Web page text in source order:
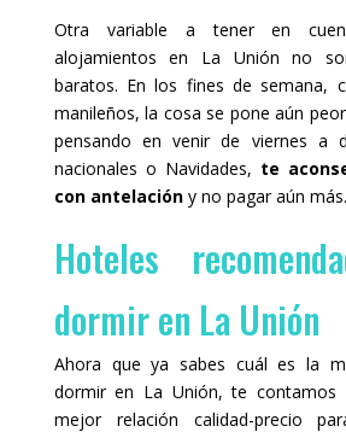
Otra variable a tener en
alojamientos en La Unión no
baratos. En los fines de semana,
manileños, la cosa se pone aún
pensando en venir de viernes a
nacionales o Navidades, te
con antelacióny no pagar aún más.
Hoteles
dormir en La Unión
Ahora que ya sabes cuál es la
dormir en La Unión, te contamos
mejor relación calidad-precio